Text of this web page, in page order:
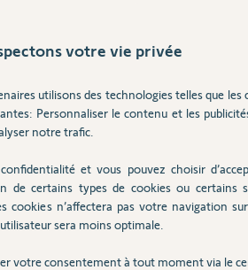
savoir si il
21
votre vie privée
utilisons des technologies telles que les
Personnaliser le contenu et les
notre trafic.
et vous pouvez choisir
de certains types de cookies ou certains
cookies n’affectera pas votre navigation
sera moins optimale.
votre consentement à tout moment via le